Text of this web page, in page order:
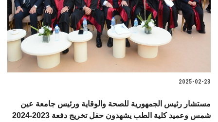
2025-02-23
مستشار رئيس الجمهورية للصحة والوقاية ورئيس جامعة عين
شمس وعميد كلية الطب يشهدون حفل تخريج دفعة 2023-2024